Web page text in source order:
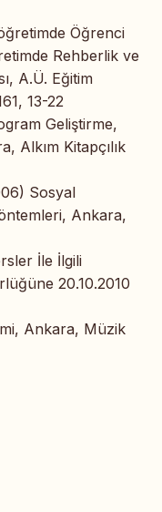
Öğrenci
Rehberlik ve
A.Ü. Eğitim
13-22
Geliştirme,
Alkım Kitapçılık
Sosyal
Ankara,
İle İlgili
20.10.2010
Ankara, Müzik